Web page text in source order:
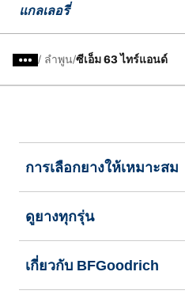
แกลเลอรี่
/ ลำพูน ซีเอ็ม 63 ไทร์แอนด์
การเลือกยางให้เหมาะสม
ดูยางทุกรุ่น
เกี่ยวกับ BFGoodrich